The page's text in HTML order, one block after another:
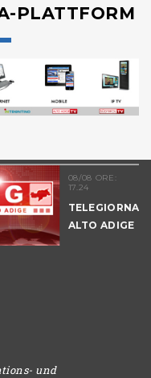
PLATTFORM
08/08 ORE:
17.24
ALTO ADIGE
und